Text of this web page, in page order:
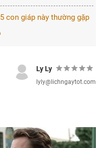
con giáp này thường gặp
Ly Ly
lyly@lichngaytot.com